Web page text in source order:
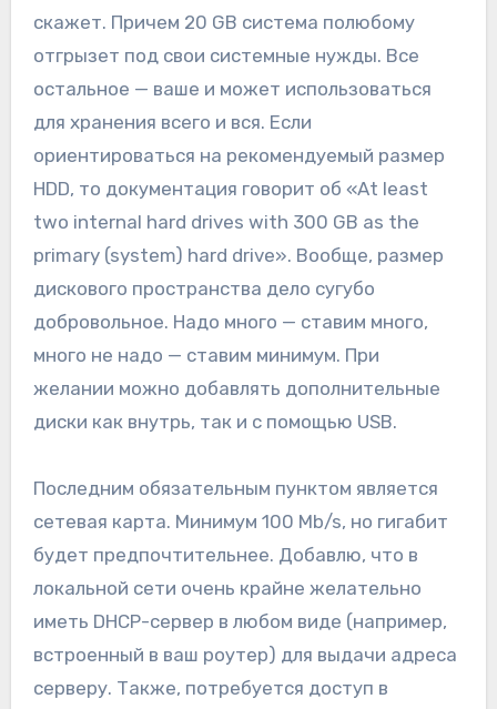
скажет. Причем 20 GB система полюбому
отгрызет под свои системные нужды. Все
остальное — ваше и может использоваться
для хранения всего и вся. Если
ориентироваться на рекомендуемый размер
HDD, то документация говорит об «At least
two internal hard drives with 300 GB as the
primary (system) hard drive». Вообще, размер
дискового пространства дело сугубо
добровольное. Надо много — ставим много,
много не надо — ставим минимум. При
желании можно добавлять дополнительные
диски как внутрь, так и с помощью USB.
Последним обязательным пунктом является
сетевая карта. Минимум 100 Mb/s, но гигабит
будет предпочтительнее. Добавлю, что в
локальной сети очень крайне желательно
иметь DHCP-сервер в любом виде (например,
встроенный в ваш роутер) для выдачи адреса
серверу. Также, потребуется доступ в